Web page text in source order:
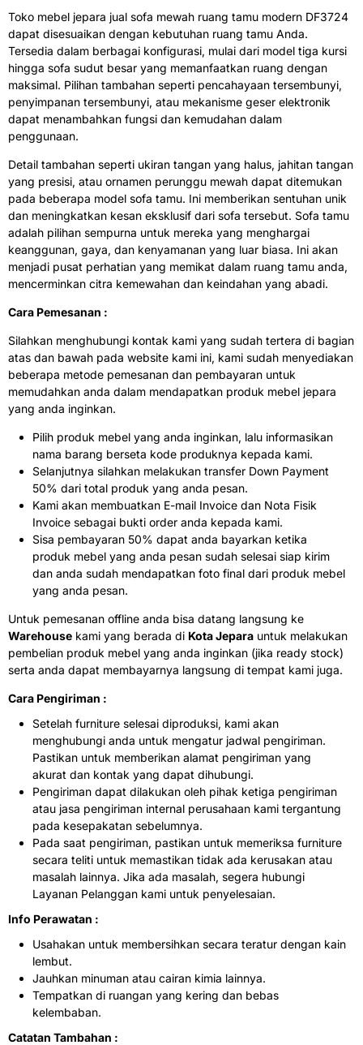
Toko mebel jepara jual sofa mewah ruang tamu modern DF3724
dapat disesuaikan dengan kebutuhan ruang tamu Anda.
Tersedia dalam berbagai konfigurasi, mulai dari model tiga kursi
hingga sofa sudut besar yang memanfaatkan ruang dengan
maksimal. Pilihan tambahan seperti pencahayaan tersembunyi,
penyimpanan tersembunyi, atau mekanisme geser elektronik
dapat menambahkan fungsi dan kemudahan dalam
penggunaan.
Detail tambahan seperti ukiran tangan yang halus, jahitan tangan
yang presisi, atau ornamen perunggu mewah dapat ditemukan
pada beberapa model sofa tamu. Ini memberikan sentuhan unik
dan meningkatkan kesan eksklusif dari sofa tersebut. Sofa tamu
adalah pilihan sempurna untuk mereka yang menghargai
keanggunan, gaya, dan kenyamanan yang luar biasa. Ini akan
menjadi pusat perhatian yang memikat dalam ruang tamu anda,
mencerminkan citra kemewahan dan keindahan yang abadi.
Cara Pemesanan :
Silahkan menghubungi kontak kami yang sudah tertera di bagian
atas dan bawah pada website kami ini, kami sudah menyediakan
beberapa metode pemesanan dan pembayaran untuk
memudahkan anda dalam mendapatkan produk mebel jepara
yang anda inginkan.
Pilih produk mebel yang anda inginkan, lalu informasikan
nama barang berseta kode produknya kepada kami.
Selanjutnya silahkan melakukan transfer Down Payment
50% dari total produk yang anda pesan.
Kami akan membuatkan E-mail Invoice dan Nota Fisik
Invoice sebagai bukti order anda kepada kami.
Sisa pembayaran 50% dapat anda bayarkan ketika
produk mebel yang anda pesan sudah selesai siap kirim
dan anda sudah mendapatkan foto final dari produk mebel
yang anda pesan.
Untuk pemesanan offline anda bisa datang langsung ke
Warehouse kami yang berada di Kota Jepara untuk melakukan
pembelian produk mebel yang anda inginkan (jika ready stock)
serta anda dapat membayarnya langsung di tempat kami juga.
Cara Pengiriman :
Setelah furniture selesai diproduksi, kami akan
menghubungi anda untuk mengatur jadwal pengiriman.
Pastikan untuk memberikan alamat pengiriman yang
akurat dan kontak yang dapat dihubungi.
Pengiriman dapat dilakukan oleh pihak ketiga pengiriman
atau jasa pengiriman internal perusahaan kami tergantung
pada kesepakatan sebelumnya.
Pada saat pengiriman, pastikan untuk memeriksa furniture
secara teliti untuk memastikan tidak ada kerusakan atau
masalah lainnya. Jika ada masalah, segera hubungi
Layanan Pelanggan kami untuk penyelesaian.
Info Perawatan :
Usahakan untuk membersihkan secara teratur dengan kain
lembut.
Jauhkan minuman atau cairan kimia lainnya.
Tempatkan di ruangan yang kering dan bebas
kelembaban.
Catatan Tambahan :